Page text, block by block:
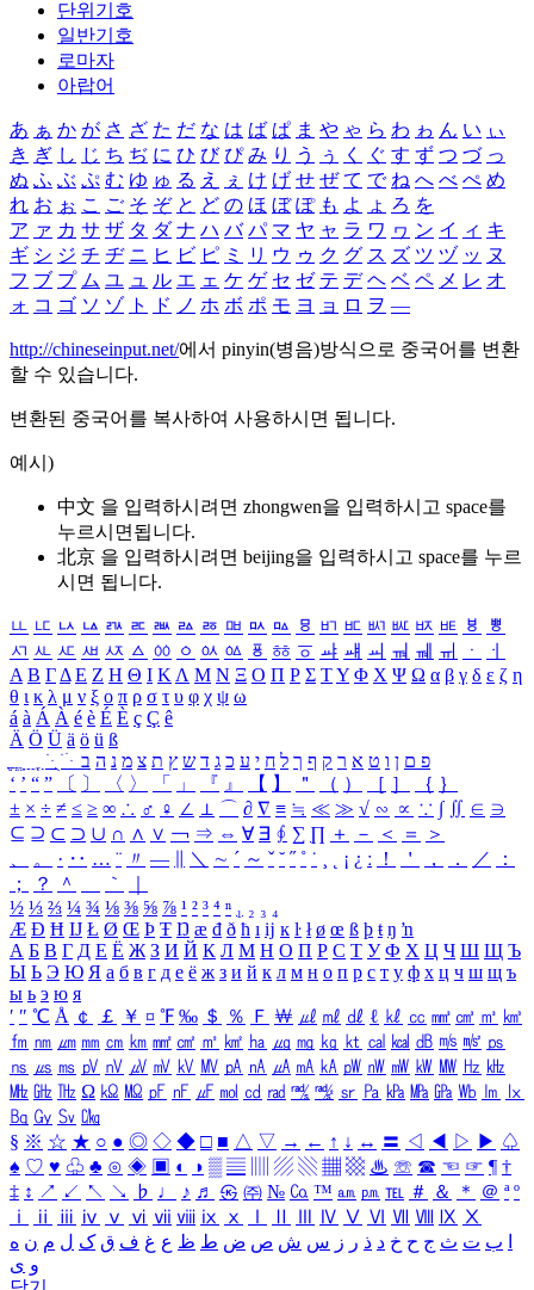
단위기호
일반기호
로마자
아랍어
あ ぁ か が さ ざ た だ な は ば ぱ ま や ゃ ら わ ゎ ん い ぃ
き ぎ し じ ち ぢ に ひ び ぴ み り う ぅ く ぐ す ず つ づ っ
ぬ ふ ぶ ぷ む ゆ ゅ る え ぇ け げ せ ぜ て で ね へ べ ぺ め
れ お ぉ こ ご そ ぞ と ど の ほ ぼ ぽ も よ ょ ろ を
ア ァ カ サ ザ タ ダ ナ ハ バ パ マ ヤ ャ ラ ワ ヮ ン イ ィ キ
ギ シ ジ チ ヂ ニ ヒ ビ ピ ミ リ ウ ゥ ク グ ス ズ ツ ヅ ッ ヌ
フ ブ プ ム ユ ュ ル エ ェ ケ ゲ セ ゼ テ デ ヘ ベ ペ メ レ オ
ォ コ ゴ ソ ゾ ト ド ノ ホ ボ ポ モ ヨ ョ ロ ヲ ―
http://chineseinput.net/에서 pinyin(병음)방식으로 중국어를 변환
할 수 있습니다.
변환된 중국어를 복사하여 사용하시면 됩니다.
예시)
中文 을 입력하시려면 zhongwen을 입력하시고 space를
누르시면됩니다.
北京 을 입력하시려면 beijing을 입력하시고 space를 누르
시면 됩니다.
ㅥ ㅦ ㅧ ㅨ ㅩ ㅪ ㅫ ㅬ ㅭ ㅮ ㅯ ㅰ ㅱ ㅲ ㅳ ㅴ ㅵ ㅶ ㅷ ㅸ
ㅹ
ㅺ ㅻ ㅼ ㅽ ㅾ ㅿ ㆀ ㆁ ㆂ ㆃ ㆄ ㆅ ㆆ ㆇ ㆈ ㆉ ㆊ ㆋ ㆌ ㆍ
ㆎ
Α Β ΓΔ Ε Ζ Η Θ Ι ΚΛ Μ Ν Ξ Ο Π Ρ Σ ΤΥ Φ Χ Ψ Ω α β γ δ ε ζ η
θ ι κ λ μ ν ξ ο π ρ σ τ υ φ χ ψ ω
á à Á À é è É È ç Ç ê
Ä Ö Ü ä ö ü ß
ִֶֹ ֻּ ׁׂ פ ם ן ו ט א ר ק ף ך ל ח י ע כ ג ד ש ץ ת צ מ נ ה ב
‘ ’ “ ” 〔 〕 〈 〉 「 」 『 』 【 】 ＂ （ ） ［ ］ ｛ ｝
± × ÷ ≠ ≤ ≥ ∞ ∴ ♂ ♀ ∠ ⊥ ⌒ ∂ ∇ ≡ ≒ ≪ ≫ √ ∽ ∝ ∵ ∫ ∬ ∈ ∋
⊆ ⊇ ⊂ ⊃ ∪ ∩ ∧ ∨ ￢ ⇒ ⇔ ∀ ∃ ∮ ∑ ∏ ＋ － ＜ ＝
＞
、
。 · ‥ … ¨ 〃 ― ＼ ∼ ´ ～ ˇ ˘ ˝ ˚ ˙ ¸ ¡ ¿ ː ！ ＇ ， ． ／
：
；
？ ＾ ｀
½ ⅓ ⅔ ¼ ¾ ⅛ ⅜ ⅝ ⅞ ¹ ² ³ ⁴ ⁿ ₁ ₂ ₃ ₄
Æ Ð Ħ Ĳ Ł Ø Œ Þ Ŧ Ŋ æ đ ð ħ ı ĳ ĸ ŀ ł ø œ ß þ ŧ ŋ ŉ
А Б В Г Д Е Ё Ж З И Й К Л М Н О П Р С Т У Ф Х Ц Ч Ш Щ Ъ
Ы Ь Э Ю Я а б в г д е ё ж з и й к л м н о п р с т у ф х ц ч ш щ ъ
ы ь э ю я
′ ″ ℃ Å ￠ ￡ ￥ ¤ ℉ ‰ ＄ ％ Ｆ ￦ ㎕ ㎖ ㎗ ℓ ㎘ ㏄ ㎣ ㎤ ㎥ ㎦
㎙ ㎚ ㎛ ㎜ ㎝ ㎞ ㎟ ㎠ ㎡ ㎢ ㏊ ㎍ ㎎ ㎏ ㏏ ㎈ ㎉ ㏈ ㎧ ㎨ ㎰
㎱ ㎲ ㎳ ㎴ ㎵ ㎶ ㎷ ㎸ ㎹ ㎀ ㎁ ㎂ ㎃ ㎄ ㎺ ㎻ ㎽ ㎾ ㎿ ㎐ ㎑
㎒ ㎓ ㎔ Ω ㏀ ㏁ ㎊ ㎋ ㎌ ㏖ ㏅ ㎭ ㎮ ㎯ ㏛ ㎩ ㎪ ㎫ ㎬ ㏝ ㏐
㏓
㏃ ㏉ ㏜ ㏆
§ ※ ☆ ★ ○ ● ◎ ◇ ◆ □ ■ △ ▽ → ← ↑ ↓ ↔ 〓 ◁ ◀ ▷ ▶ ♤
♠ ♡ ♥ ♧ ♣ ⊙ ◈ ▣ ◐ ◑ ▒ ▤ ▨ ▧ ▦ ▩ ♨ ☏ ☎ ☜ ☞ ¶ †
‡ ↕ ↗ ↙ ↖ ↘ ♭ ♩ ♪ ♬ ㉿ ㈜ № ㏇ ™ ㏂ ㏘ ℡ ＃ ＆ ＊ ＠ ª º
ⅰ
ⅱ ⅲ ⅳ ⅴ ⅵ ⅶ ⅷ ⅸ ⅹ Ⅳ Ⅴ Ⅵ Ⅶ Ⅷ Ⅸ Ⅹ
ب ت ث ج ح خ د ذ ر ز س ش ص ض ط ظ ع غ ف ق ک ل م ن ه
و ی